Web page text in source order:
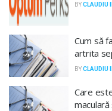
BYCLAUDIU
Cum să
artrita
BYCLAUDIU
Care